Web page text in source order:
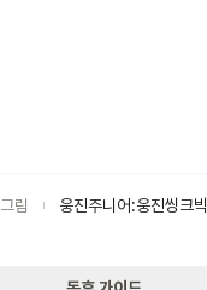
그림 웅진주니어:웅진씽크빅